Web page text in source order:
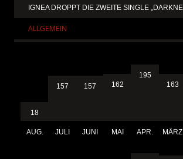
IGNEA DROPPT DIE ZWEITE SINGLE
ALLGEMEIN
18
AUG.
157
JULI
157
JUNI
162
MAI
195
APR.
163
MÄRZ